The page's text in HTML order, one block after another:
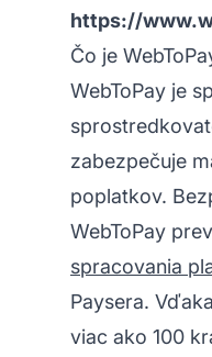
https://
Čo je
WebToPay je
zabezpečuje
poplatkov.
WebToPay
spracovania
Paysera.
viac ako 100